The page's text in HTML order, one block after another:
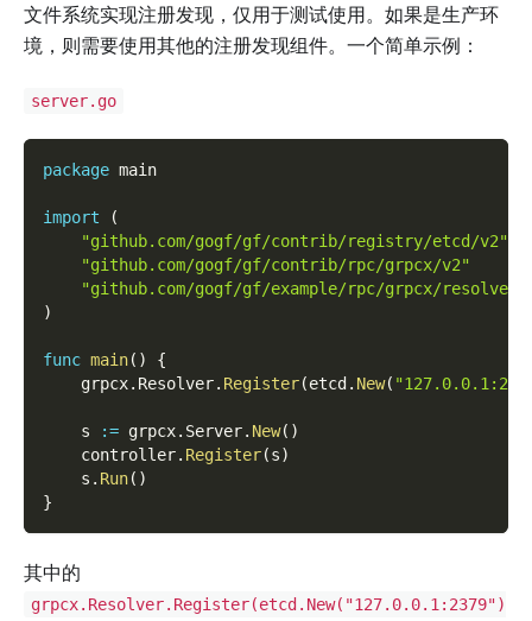
文件系统实现注册发现，仅用于测试使用。如果是生产环
境，则需要使用其他的注册发现组件。一个简单示例：
server.go
package main
import
(
"github.com/gogf/gf/contrib/registry/etcd/v2"
"github.com/gogf/gf/contrib/rpc/grpcx/v2"
"github.com/gogf/gf/example/rpc/grpcx/
)
func main( )
{
    grpcx
. Resolver. Register(etcd . New(
    s
:= grpcx. Server. New( )
    controller
. Register(s)
    s
. Run( )
}
其中的
grpcx.Resolver.Register(etcd.New("127.0.0.1:2379")